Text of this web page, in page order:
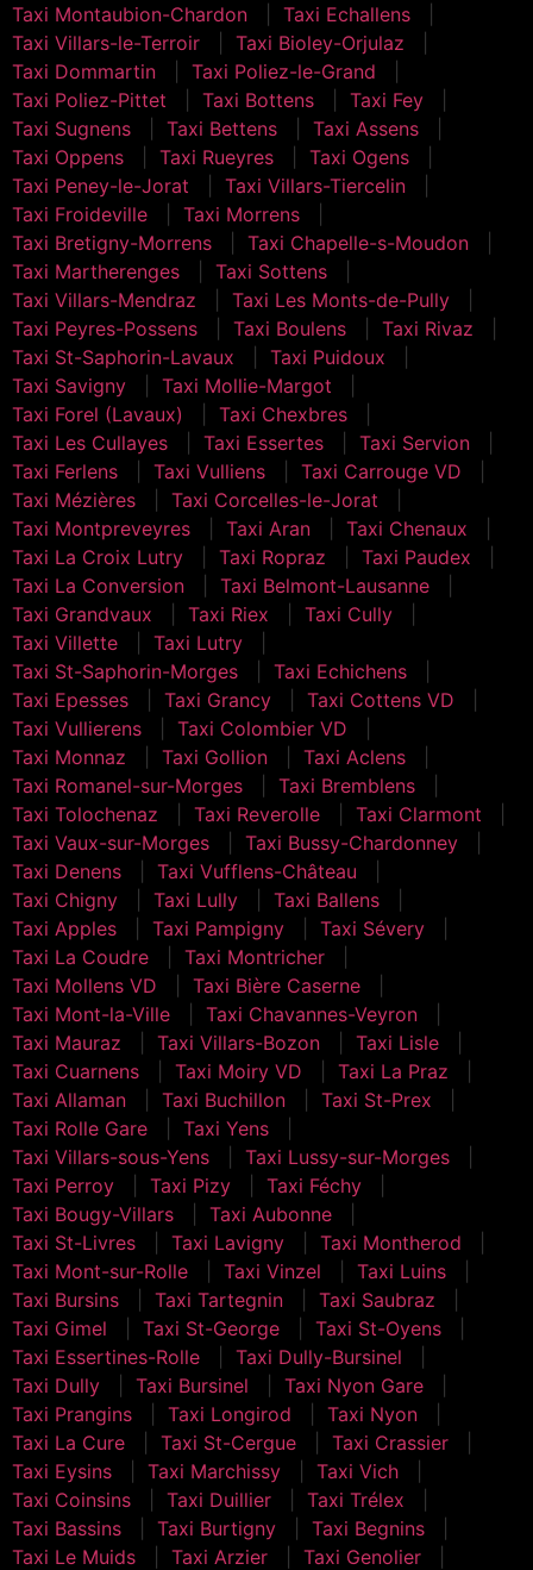
Taxi Montaubion-Chardon
Taxi Echallens
Taxi Villars-le-Terroir
Taxi Bioley-Orjulaz
Taxi Dommartin
Taxi Poliez-le-Grand
Taxi Poliez-Pittet
Taxi Bottens
Taxi Fey
Taxi Sugnens
Taxi Bettens
Taxi Assens
Taxi Oppens
Taxi Rueyres
Taxi Ogens
Taxi Peney-le-Jorat
Taxi Villars-Tiercelin
Taxi Froideville
Taxi Morrens
Taxi Bretigny-Morrens
Taxi Chapelle-s-Moudon
Taxi Martherenges
Taxi Sottens
Taxi Villars-Mendraz
Taxi Les Monts-de-Pully
Taxi Peyres-Possens
Taxi Boulens
Taxi Rivaz
Taxi St-Saphorin-Lavaux
Taxi Puidoux
Taxi Savigny
Taxi Mollie-Margot
Taxi Forel (Lavaux)
Taxi Chexbres
Taxi Les Cullayes
Taxi Essertes
Taxi Servion
Taxi Ferlens
Taxi Vulliens
Taxi Carrouge VD
Taxi Mézières
Taxi Corcelles-le-Jorat
Taxi Montpreveyres
Taxi Aran
Taxi Chenaux
Taxi La Croix Lutry
Taxi Ropraz
Taxi Paudex
Taxi La Conversion
Taxi Belmont-Lausanne
Taxi Grandvaux
Taxi Riex
Taxi Cully
Taxi Villette
Taxi Lutry
Taxi St-Saphorin-Morges
Taxi Echichens
Taxi Epesses
Taxi Grancy
Taxi Cottens VD
Taxi Vullierens
Taxi Colombier VD
Taxi Monnaz
Taxi Gollion
Taxi Aclens
Taxi Romanel-sur-Morges
Taxi Bremblens
Taxi Tolochenaz
Taxi Reverolle
Taxi Clarmont
Taxi Vaux-sur-Morges
Taxi Bussy-Chardonney
Taxi Denens
Taxi Vufflens-Château
Taxi Chigny
Taxi Lully
Taxi Ballens
Taxi Apples
Taxi Pampigny
Taxi Sévery
Taxi La Coudre
Taxi Montricher
Taxi Mollens VD
Taxi Bière Caserne
Taxi Mont-la-Ville
Taxi Chavannes-Veyron
Taxi Mauraz
Taxi Villars-Bozon
Taxi Lisle
Taxi Cuarnens
Taxi Moiry VD
Taxi La Praz
Taxi Allaman
Taxi Buchillon
Taxi St-Prex
Taxi Rolle Gare
Taxi Yens
Taxi Villars-sous-Yens
Taxi Lussy-sur-Morges
Taxi Perroy
Taxi Pizy
Taxi Féchy
Taxi Bougy-Villars
Taxi Aubonne
Taxi St-Livres
Taxi Lavigny
Taxi Montherod
Taxi Mont-sur-Rolle
Taxi Vinzel
Taxi Luins
Taxi Bursins
Taxi Tartegnin
Taxi Saubraz
Taxi Gimel
Taxi St-George
Taxi St-Oyens
Taxi Essertines-Rolle
Taxi Dully-Bursinel
Taxi Dully
Taxi Bursinel
Taxi Nyon Gare
Taxi Prangins
Taxi Longirod
Taxi Nyon
Taxi La Cure
Taxi St-Cergue
Taxi Crassier
Taxi Eysins
Taxi Marchissy
Taxi Vich
Taxi Coinsins
Taxi Duillier
Taxi Trélex
Taxi Bassins
Taxi Burtigny
Taxi Begnins
Taxi Le Muids
Taxi Arzier
Taxi Genolier